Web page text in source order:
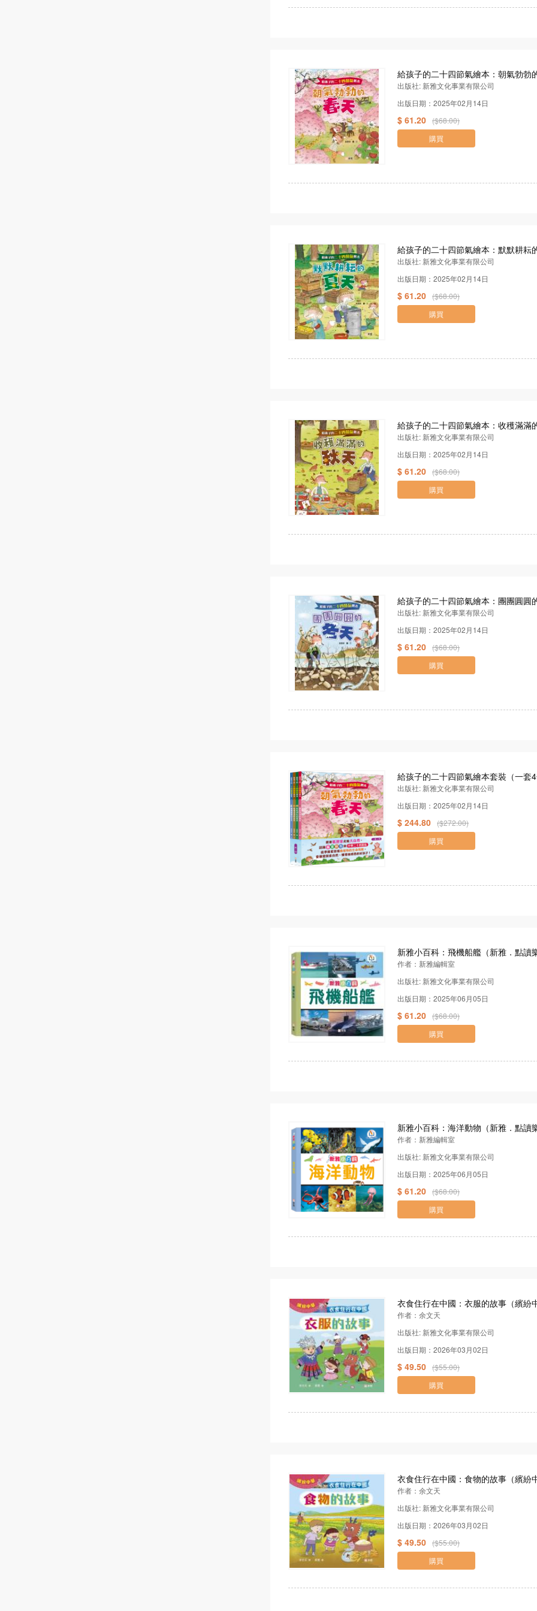
給孩子的二十四節氣繪本：朝氣勃勃
出版社: 新雅文化事業有限公司
出版日期：2025年02月14日
$ 61.20
($68.00)
購買
給孩子的二十四節氣繪本：默默耕耘
出版社: 新雅文化事業有限公司
出版日期：2025年02月14日
$ 61.20
($68.00)
購買
給孩子的二十四節氣繪本：收穫滿滿
出版社: 新雅文化事業有限公司
出版日期：2025年02月14日
$ 61.20
($68.00)
購買
給孩子的二十四節氣繪本：團團圓圓
出版社: 新雅文化事業有限公司
出版日期：2025年02月14日
$ 61.20
($68.00)
購買
給孩子的二十四節氣繪本套裝（一套
出版社: 新雅文化事業有限公司
出版日期：2025年02月14日
$ 244.80
($272.00)
購買
新雅小百科：飛機船艦（新雅．點讀
作者：新雅編輯室
出版社: 新雅文化事業有限公司
出版日期：2025年06月05日
$ 61.20
($68.00)
購買
新雅小百科：海洋動物（新雅．點讀
作者：新雅編輯室
出版社: 新雅文化事業有限公司
出版日期：2025年06月05日
$ 61.20
($68.00)
購買
衣食住行在中國：衣服的故事（繽紛
作者：余文天
出版社: 新雅文化事業有限公司
出版日期：2026年03月02日
$ 49.50
($55.00)
購買
衣食住行在中國：食物的故事（繽紛
作者：余文天
出版社: 新雅文化事業有限公司
出版日期：2026年03月02日
$ 49.50
($55.00)
購買